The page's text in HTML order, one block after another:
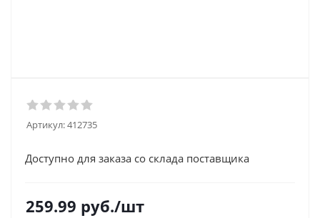
Артикул:412735
Доступно для заказа со склада поставщика
259.99 руб./шт